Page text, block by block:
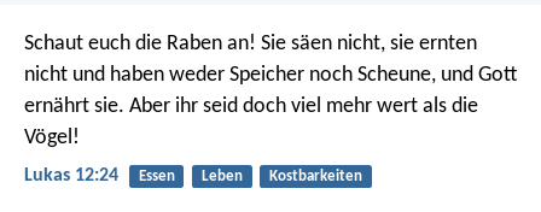
Schaut euch die Raben an! Sie säen nicht, sie ernten
nicht und haben weder Speicher noch Scheune, und Gott
ernährt sie. Aber ihr seid doch viel mehr wert als die
Vögel!
Lukas 12:24 Essen Leben Kostbarkeiten